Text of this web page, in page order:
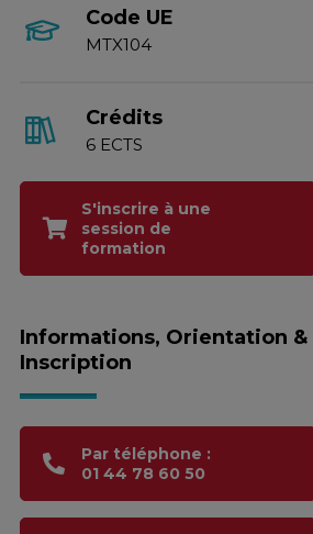
Code UE
MTX104
Crédits
6 ECTS
S'inscrire à une
session de
formation
Informations, Orientation &
Inscription
Par téléphone :
01 44 78 60 50